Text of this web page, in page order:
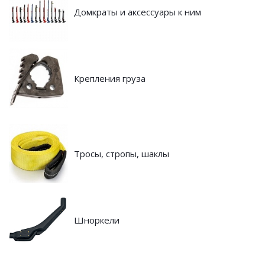
Домкраты и аксессуары к ним
Крепления груза
Тросы, стропы, шаклы
Шноркели